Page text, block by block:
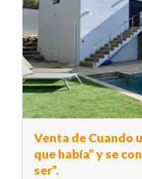
Venta de Cuando
que había” y se
ser”.